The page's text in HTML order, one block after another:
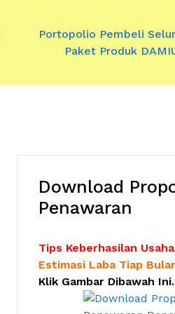
Portopolio Pembeli
Paket Produk
Download
Penawaran
Tips Keberhasilan
Estimasi Laba Tiap
Klik Gambar Dibawah Ini.